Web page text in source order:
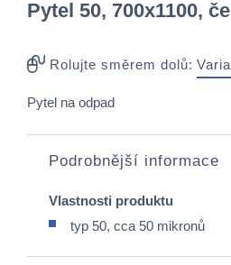
Pytel 50, 700x1100,
Rolujte směrem dolů:
Pytel na odpad
Podrobnější informace
Vlastnosti produktu
typ 50, cca 50 mikronů